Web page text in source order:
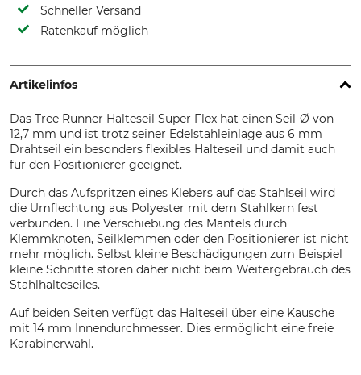
Schneller Versand
Ratenkauf möglich
Artikelinfos
Das Tree Runner Halteseil Super Flex hat einen Seil-Ø von
12,7 mm und ist trotz seiner Edelstahleinlage aus 6 mm
Drahtseil ein besonders flexibles Halteseil und damit auch
für den Positionierer geeignet.
Durch das Aufspritzen eines Klebers auf das Stahlseil wird
die Umflechtung aus Polyester mit dem Stahlkern fest
verbunden. Eine Verschiebung des Mantels durch
Klemmknoten, Seilklemmen oder den Positionierer ist nicht
mehr möglich. Selbst kleine Beschädigungen zum Beispiel
kleine Schnitte stören daher nicht beim Weitergebrauch des
Stahlhalteseiles.
Auf beiden Seiten verfügt das Halteseil über eine Kausche
mit 14 mm Innendurchmesser. Dies ermöglicht eine freie
Karabinerwahl.